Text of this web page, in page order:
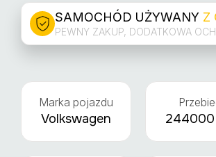
SAMOCHÓD UŻYWANY Z
PEWNY ZAKUP, DODATKOWA
Marka pojazdu
Volkswagen 244000